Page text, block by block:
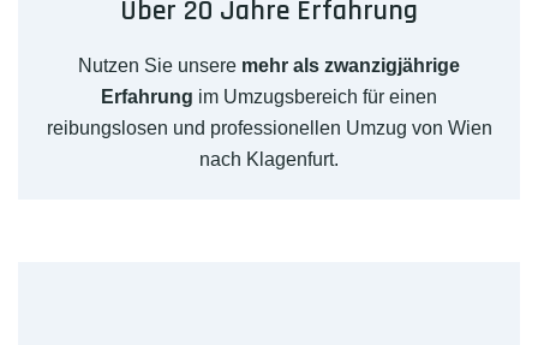
Über 20 Jahre Erfahrung
Nutzen Sie unsere mehr als zwanzigjährige
Erfahrung im Umzugsbereich für einen
reibungslosen und professionellen Umzug von Wien
nach Klagenfurt.